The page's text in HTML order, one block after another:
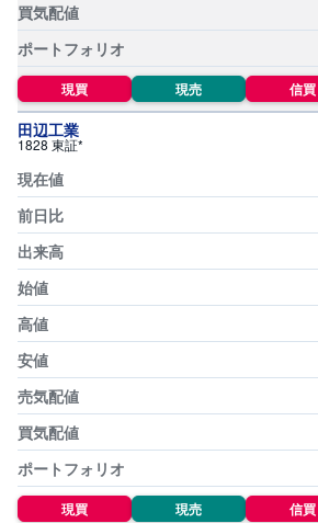
先
物
・
オ
プ
シ
ョ
ン
商
品
先
物
金
・
銀
・
プ
ラ
チ
ナ
外
貨
建
M
NE
W
現買 現売 信買
田辺工業
1828 東証*
現買 現売 信買